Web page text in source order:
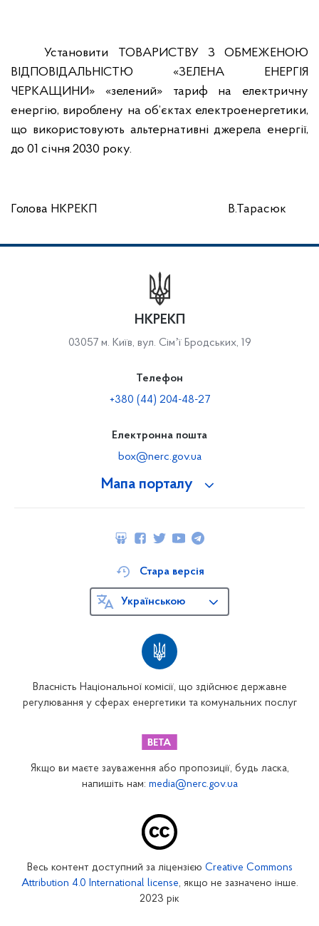
Установити ТОВАРИСТВУ З ОБМЕЖЕНОЮ
ВІДПОВІДАЛЬНІСТЮ «ЗЕЛЕНА ЕНЕРГІЯ
ЧЕРКАЩИНИ» «зелений» тариф на електричну
енергію, вироблену на об’єктах електроенергетики,
що використовують альтернативні джерела енергії,
до 01 січня 2030 року.
Голова НКРЕКП В.Тарасюк
Мапа порталу
НКРЕКП
03057 м. Київ, вул. Сімʼї Бродських, 19
Телефон
+380 (44) 204-48-27
Електронна пошта
box@nerc.gov.ua
Власність Національної комісії, що здійснює державне
регулювання у сферах енергетики та комунальних послуг
Стара версія
Українською
Якщо ви маєте зауваження або пропозиції, будь ласка,
напишіть нам: media@nerc.gov.ua
Весь контент доступний за ліцензією Creative Commons
Attribution 4.0 International license, якщо не зазначено інше.
2023 рік